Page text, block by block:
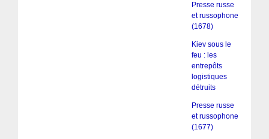
Presse russe
et russophone
(1678)
Kiev sous le
feu : les
entrepôts
logistiques
détruits
Presse russe
et russophone
(1677)